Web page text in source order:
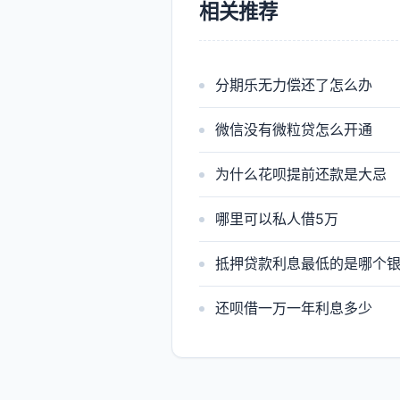
相关推荐
分期乐无力偿还了怎么办
微信没有微粒贷怎么开通
为什么花呗提前还款是大忌
哪里可以私人借5万
抵押贷款利息最低的是哪个
还呗借一万一年利息多少